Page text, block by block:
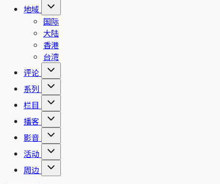
地域
国际
大陆
香港
台湾
评论
系列
栏目
播客
影音
活动
周边